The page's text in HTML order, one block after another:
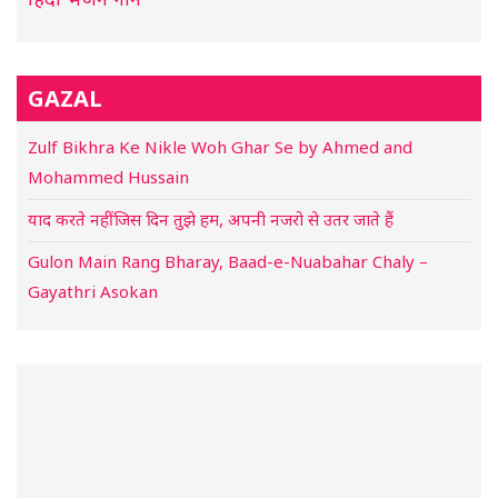
GAZAL
Zulf Bikhra Ke Nikle Woh Ghar Se by Ahmed and
Mohammed Hussain
याद करते नहीं जिस दिन तुझे हम, अपनी नजरो से उतर जाते हैं
Gulon Main Rang Bharay, Baad-e-Nuabahar Chaly –
Gayathri Asokan